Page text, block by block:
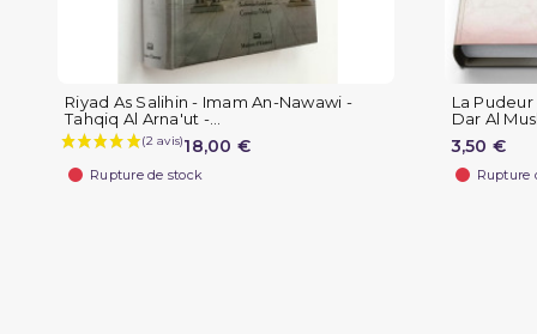
Riyad As Salihin - Imam An-Nawawi -
Tahqiq Al Arna'ut -...
18,00 €
Rupture de stock
La
Dar Al
3,50 €
Rupture